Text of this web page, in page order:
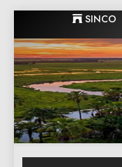
to
content
SINCO